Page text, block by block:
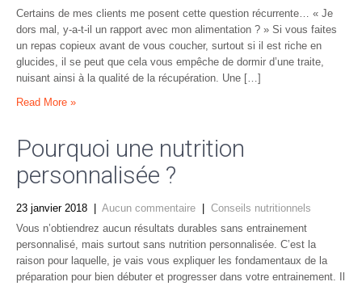
Certains de mes clients me posent cette question récurrente… « Je
dors mal, y-a-t-il un rapport avec mon alimentation ? » Si vous faites
un repas copieux avant de vous coucher, surtout si il est riche en
glucides, il se peut que cela vous empêche de dormir d’une traite,
nuisant ainsi à la qualité de la récupération. Une […]
Read More »
Pourquoi une nutrition
personnalisée ?
23 janvier 2018 Aucun commentaire
Conseils nutritionnels
Vous n’obtiendrez aucun résultats durables sans entrainement
personnalisé, mais surtout sans nutrition personnalisée. C’est la
raison pour laquelle, je vais vous expliquer les fondamentaux de la
préparation pour bien débuter et progresser dans votre entrainement. Il